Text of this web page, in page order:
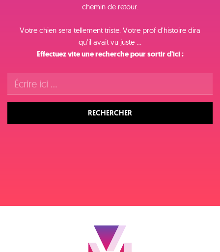
chemin de retour.
Votre chien sera tellement triste. Votre prof d'histoire dira
qu'il avait vu juste ...
Effectuez vite une recherche pour sortir d'ici :
RECHERCHER